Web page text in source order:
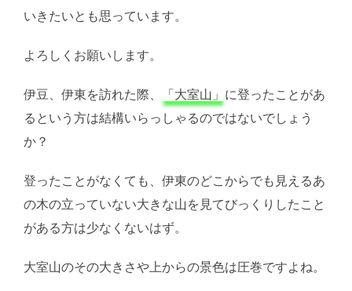
いきたいとも思っています。
よろしくお願いします。
伊豆、伊東を訪れた際、 「大室山」 に登ったことがあ
るという方は結構いらっしゃるのではないでしょう
か？
登ったことがなくても、伊東のどこからでも見えるあ
の木の立っていない大きな山を見てびっくりしたこと
がある方は少なくないはず。
大室山のその大きさや上からの景色は圧巻ですよね。